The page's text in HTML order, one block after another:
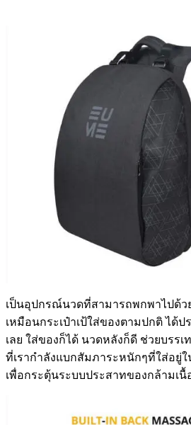
เป็นอุปกรณ์นวดที่สามารถพกพาไปด้ว
เหมือนกระเป๋าเป้ใส่ของตามปกติ ได้ป
เลย ใส่ของก็ได้ นวดหลังก็ดี ช่วยบรร
ที่เรากำลังแบกสัมภาระหนักๆที่ใส่อยู่ใ
เพื่อกระตุ้นระบบประสาทของกล้ามเนื้